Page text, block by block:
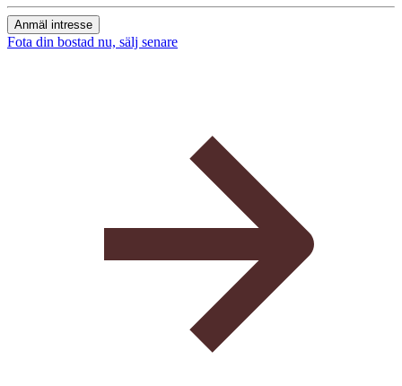
Anmäl intresse
Fota din bostad nu, sälj senare